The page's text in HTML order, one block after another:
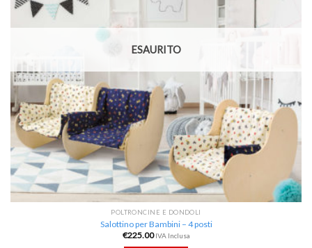
ESAURITO
POLTRONCINE E DONDOLI
Salottino per Bambini – 4 posti
€225.00 IVA Inclusa